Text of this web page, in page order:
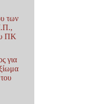
των
ΠΚ
για